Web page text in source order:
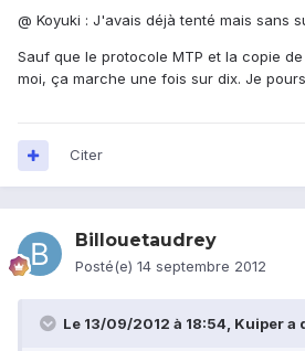
@ Koyuki : J'avais déjà tenté mais sans
Sauf que le protocole MTP et la copie
moi, ça marche une fois sur dix. Je
Citer
Billouetaudrey
Posté(e) 14 septembre 2012
Le 13/09/2012 à 18:54, Kuiper a